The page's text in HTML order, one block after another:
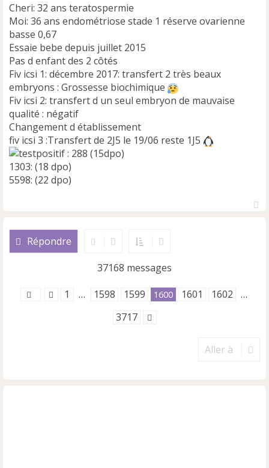
Cheri: 32 ans teratospermie
Moi: 36 ans endométriose stade 1 réserve ovarienne
basse 0,67
Essaie bebe depuis juillet 2015
Pas d enfant des 2 côtés
Fiv icsi 1: décembre 2017: transfert 2 très beaux
embryons : Grossesse biochimique
Fiv icsi 2: transfert d un seul embryon de mauvaise
qualité : négatif
Changement d établissement
fiv icsi 3 :Transfert de 2J5 le 19/06 reste 1J5
: 288 (15dpo)
1303: (18 dpo)
5598: (22 dpo)
Répondre
37168 messages
1 … 1598 1599 1600 1601 1602 …
3717
Aller à